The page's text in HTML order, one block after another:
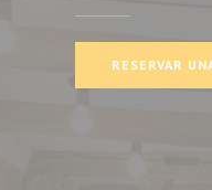
en una nueva ventana))
RESERVAR